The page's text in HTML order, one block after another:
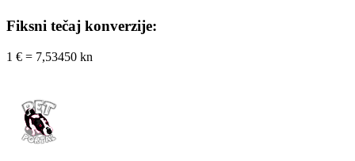
Fiksni tečaj konverzije:
1 € = 7,53450 kn